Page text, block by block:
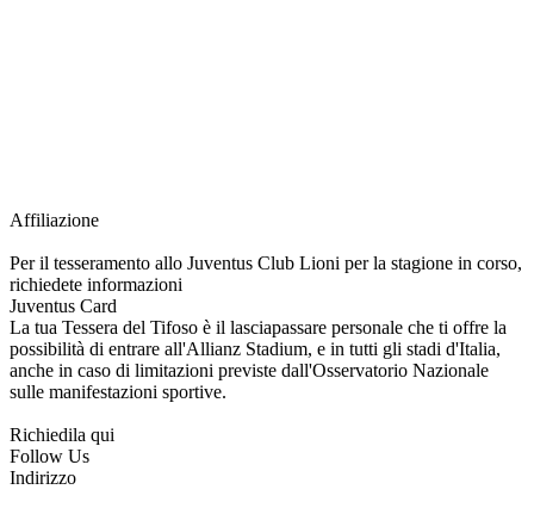
Affiliazione
Per il tesseramento allo Juventus Club Lioni per la stagione in corso,
richiedete informazioni
Juventus Card
La tua Tessera del Tifoso è il lasciapassare personale che ti offre la
possibilità di entrare all'Allianz Stadium, e in tutti gli stadi d'Italia,
anche in caso di limitazioni previste dall'Osservatorio Nazionale
sulle manifestazioni sportive.
Richiedila qui
Follow Us
Indirizzo